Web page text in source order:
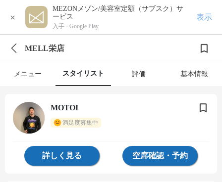
×
MEZONメゾン/美容室定額（サブスク）サ
ービス
入手 - Google Play
表示
MELL栄店
メニュー スタイリスト 評価 基本情報
MOTOI
満足度募集中
詳しく見る 空席確認・予約